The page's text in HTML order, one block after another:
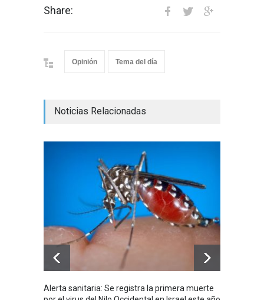
Share:
Opinión Tema del día
Noticias Relacionadas
Alerta sanitaria: Se registra la primera muerte